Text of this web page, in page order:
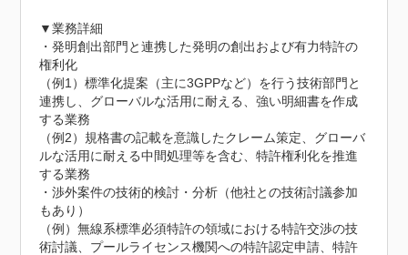
▼業務詳細
・発明創出部門と連携した発明の創出および有力特許の
権利化
（例1）標準化提案（主に3GPPなど）を行う技術部門と
連携し、グローバルな活用に耐える、強い明細書を作成
する業務
（例2）規格書の記載を意識したクレーム策定、グローバ
ルな活用に耐える中間処理等を含む、特許権利化を推進
する業務
・渉外案件の技術的検討・分析（他社との技術討議参加
もあり）
（例）無線系標準必須特許の領域における特許交渉の技
術討議、プールライセンス機関への特許認定申請、特許